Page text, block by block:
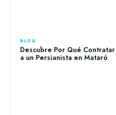
BLOG
Descubre Por Qué Contratar
a un Persianista en Mataró